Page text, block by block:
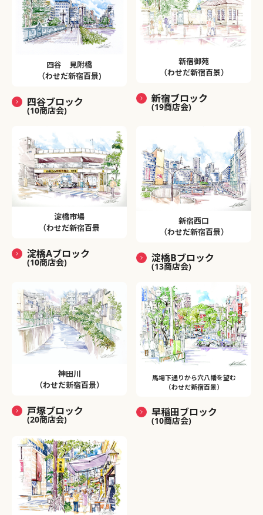
四谷 見附橋
（わせだ新宿百景)
四谷ブロック
(10商店会)
新宿御苑
（わせだ新宿百景）
新宿ブロック
(19商店会)
淀橋市場
（わせだ新宿百景
淀橋Aブロック
(10商店会)
新宿西口
（わせだ新宿百景）
淀橋Bブロック
(13商店会)
神田川
（わせだ新宿百景）
戸塚ブロック
(20商店会)
馬場下通りから穴八幡を望む
（わせだ新宿百景）
早稲田ブロック
(10商店会)